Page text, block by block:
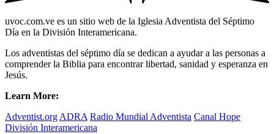
uvoc.com.ve es un sitio web de la Iglesia Adventista del Séptimo
Día en la División Interamericana.
Los adventistas del séptimo día se dedican a ayudar a las personas a
comprender la Biblia para encontrar libertad, sanidad y esperanza en
Jesús.
Learn More:
Adventist.org ADRA Radio Mundial Adventista Canal Hope
División Interamericana